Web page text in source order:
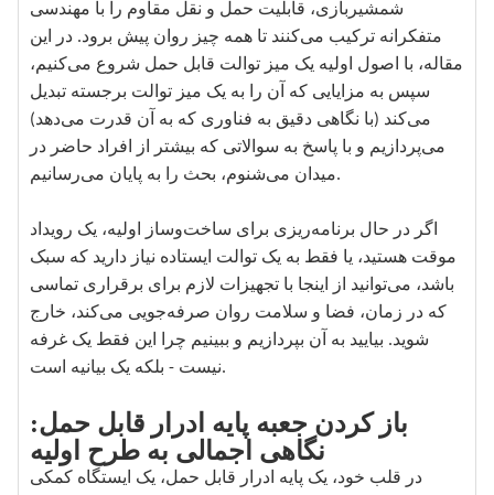
شمشیربازی، قابلیت حمل و نقل مقاوم را با مهندسی
متفکرانه ترکیب می‌کنند تا همه چیز روان پیش برود. در این
مقاله، با اصول اولیه یک میز توالت قابل حمل شروع می‌کنیم،
سپس به مزایایی که آن را به یک میز توالت برجسته تبدیل
می‌کند (با نگاهی دقیق به فناوری که به آن قدرت می‌دهد)
می‌پردازیم و با پاسخ به سوالاتی که بیشتر از افراد حاضر در
میدان می‌شنوم، بحث را به پایان می‌رسانیم.
اگر در حال برنامه‌ریزی برای ساخت‌وساز اولیه، یک رویداد
موقت هستید، یا فقط به یک توالت ایستاده نیاز دارید که سبک
باشد، می‌توانید از اینجا با تجهیزات لازم برای برقراری تماسی
که در زمان، فضا و سلامت روان صرفه‌جویی می‌کند، خارج
شوید. بیایید به آن بپردازیم و ببینیم چرا این فقط یک غرفه
نیست - بلکه یک بیانیه است.
باز کردن جعبه پایه ادرار قابل حمل:
نگاهی اجمالی به طرح اولیه
در قلب خود، یک پایه ادرار قابل حمل، یک ایستگاه کمکی